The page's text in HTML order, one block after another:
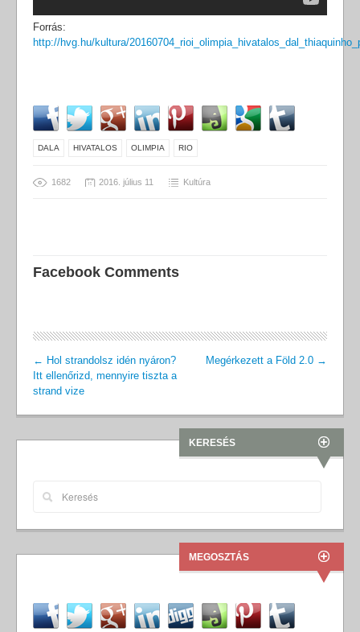
Forrás:
http://hvg.hu/kultura/
DALA HIVATALOS OLIMPIA RIO
1682 2016. július 11 Kultúra
Facebook Comments
← Hol strandolsz idén nyáron?
Itt ellenőrizd, mennyire tiszta a
strand vize
Megérkezett a Föld 2.0 →
KERESÉS
MEGOSZTÁS